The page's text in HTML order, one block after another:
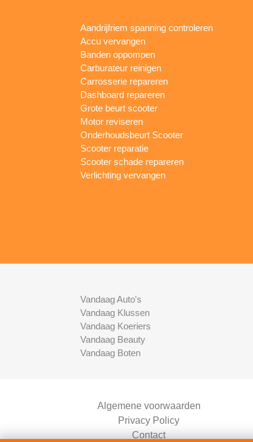
Aandrijfriem spanning controleren
Accu vervangen
Banden oppompen
Carburateur reinigen
Carrosserie repareren
Dashboard repareren
Grote beurt scooter
Motor reviseren
Onderhoudsbeurt Scooter
Scooter reparatie
Scooter schade repareren
Verlichting vervangen
Vandaag Auto's
Vandaag Klussen
Vandaag Koeriers
Vandaag Beauty
Vandaag Boten
Algemene voorwaarden
Privacy Policy
Contact